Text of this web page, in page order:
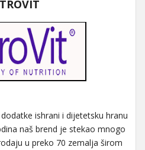
ishrani i dijetetsku hranu
naš brend je stekao mnogo
u preko 70 zemalja širom